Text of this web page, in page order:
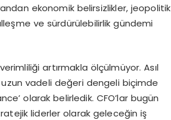
ekonomik belirsizlikler, jeopolitik
ve sürdürülebilirlik gündemi
artırmakla ölçülmüyor. Asıl
uzun vadeli değeri dengeli biçimde
olarak belirledik. CFO’lar bugün
liderler olarak geleceğin iş